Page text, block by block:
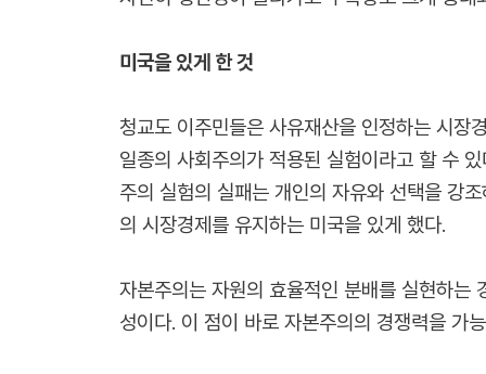
미국을 있게 한 것
청교도 이주민들은 사유재산을 인정하는 시장
일종의 사회주의가 적용된 실험이라고 할 수
주의 실험의 실패는 개인의 자유와 선택을 강
의 시장경제를 유지하는 미국을 있게 했다.
자본주의는 자원의 효율적인 분배를 실현하는
성이다. 이 점이 바로 자본주의의 경쟁력을 가